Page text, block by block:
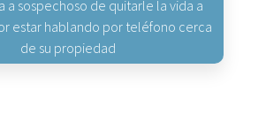
a sospechoso de quitarle la vida a
estar hablando por teléfono cerca
de su propiedad